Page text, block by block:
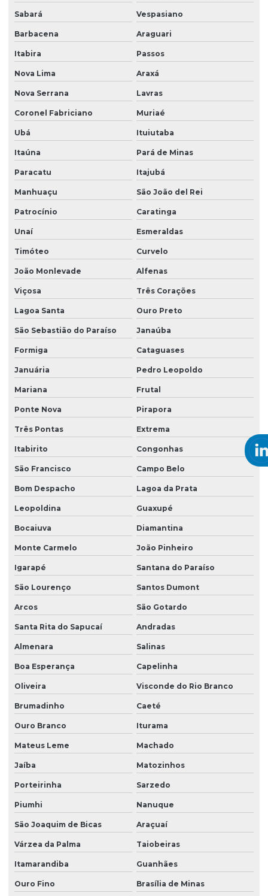
Sabará Vespasiano
Barbacena Araguari
Itabira Passos
Nova Lima Araxá
Nova Serrana Lavras
Coronel Fabriciano Muriaé
Ubá Ituiutaba
Itaúna Pará de Minas
Paracatu Itajubá
Manhuaçu São João del Rei
Patrocínio Caratinga
Unaí Esmeraldas
Timóteo Curvelo
João Monlevade Alfenas
Viçosa Três Corações
Lagoa Santa Ouro Preto
São Sebastião do Paraíso Janaúba
Formiga Cataguases
Januária Pedro Leopoldo
Mariana Frutal
Ponte Nova Pirapora
Três Pontas Extrema
Itabirito Congonhas
São Francisco Campo Belo
Bom Despacho Lagoa da Prata
Leopoldina Guaxupé
Bocaiuva Diamantina
Monte Carmelo João Pinheiro
Igarapé Santana do Paraíso
São Lourenço Santos Dumont
Arcos São Gotardo
Santa Rita do Sapucaí Andradas
Almenara Salinas
Boa Esperança Capelinha
Oliveira Visconde do Rio Branco
Brumadinho Caeté
Ouro Branco Iturama
Mateus Leme Machado
Jaíba Matozinhos
Porteirinha Sarzedo
Piumhi Nanuque
São Joaquim de Bicas Araçuaí
Várzea da Palma Taiobeiras
Itamarandiba Guanhães
Ouro Fino Brasília de Minas